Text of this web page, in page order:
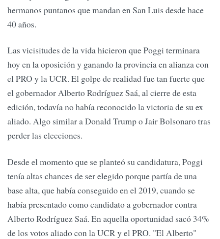
hermanos puntanos que mandan en San Luis desde hace
40 años.
Las vicisitudes de la vida hicieron que Poggi terminara
hoy en la oposición y ganando la provincia en alianza con
el PRO y la UCR. El golpe de realidad fue tan fuerte que
el gobernador Alberto Rodríguez Saá, al cierre de esta
edición, todavía no había reconocido la victoria de su ex
aliado. Algo similar a Donald Trump o Jair Bolsonaro tras
perder las elecciones.
Desde el momento que se planteó su candidatura, Poggi
tenía altas chances de ser elegido porque partía de una
base alta, que había conseguido en el 2019, cuando se
había presentado como candidato a gobernador contra
Alberto Rodríguez Saá. En aquella oportunidad sacó 34%
de los votos aliado con la UCR y el PRO. "El Alberto"